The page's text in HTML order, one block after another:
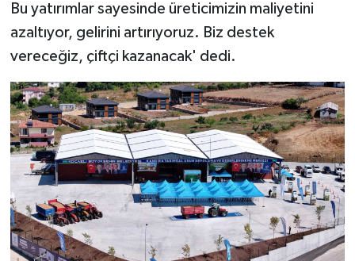
Bu yatırımlar sayesinde üreticimizin maliyetini
azaltıyor, gelirini artırıyoruz. Biz destek
vereceğiz, çiftçi kazanacak' dedi.